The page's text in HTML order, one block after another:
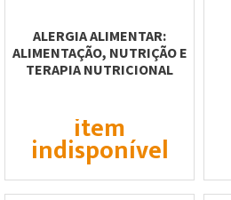
ALERGIA ALIMENTAR:
ALIMENTAÇÃO, NUTRIÇÃO E
TERAPIA NUTRICIONAL
item
indisponível